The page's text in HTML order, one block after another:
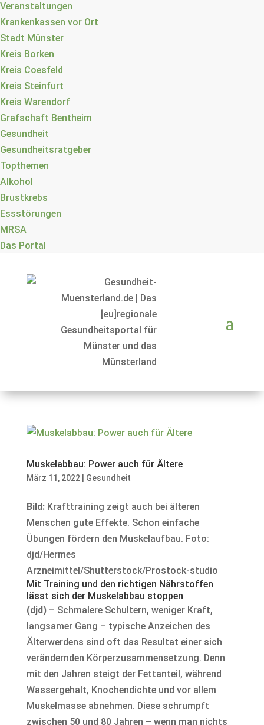
Veranstaltungen
Krankenkassen vor Ort
Stadt Münster
Kreis Borken
Kreis Coesfeld
Kreis Steinfurt
Kreis Warendorf
Grafschaft Bentheim
Gesundheit
Gesundheitsratgeber
Topthemen
Alkohol
Brustkrebs
Essstörungen
MRSA
Das Portal
Muskelabbau: Power auch für Ältere
März 11, 2022| Gesundheit
Bild:Krafttraining zeigt auch bei älteren
Menschen gute Effekte. Schon einfache
Übungen fördern den Muskelaufbau. Foto:
djd/Hermes
Arzneimittel/Shutterstock/Prostock-studio
Mit Training und den richtigen Nährstoffen
lässt sich der Muskelabbau stoppen
(djd)– Schmalere Schultern, weniger Kraft,
langsamer Gang – typische Anzeichen des
Älterwerdens sind oft das Resultat einer sich
verändernden Körperzusammensetzung. Denn
mit den Jahren steigt der Fettanteil, während
Wassergehalt, Knochendichte und vor allem
Muskelmasse abnehmen. Diese schrumpft
zwischen 50 und 80 Jahren – wenn man nichts